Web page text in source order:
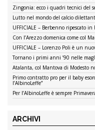
Zingonia: ecco i quadri tecnici del
Lutto nel mondo del calcio
UFFICIALE – Berbenno ripescato in
Con l’Arezzo domenica come col
UFFICIALE – Lorenzo Poli è un
Tornano i primi anni ’90 nelle
Atalanta, col Mantova di Modesto
Primo contratto pro per il baby
l’AlbinoLeffe”
Per l’AlbinoLeffe è sempre
ARCHIVI